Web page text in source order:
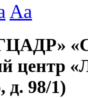
Aa
центр
д. 98/1)